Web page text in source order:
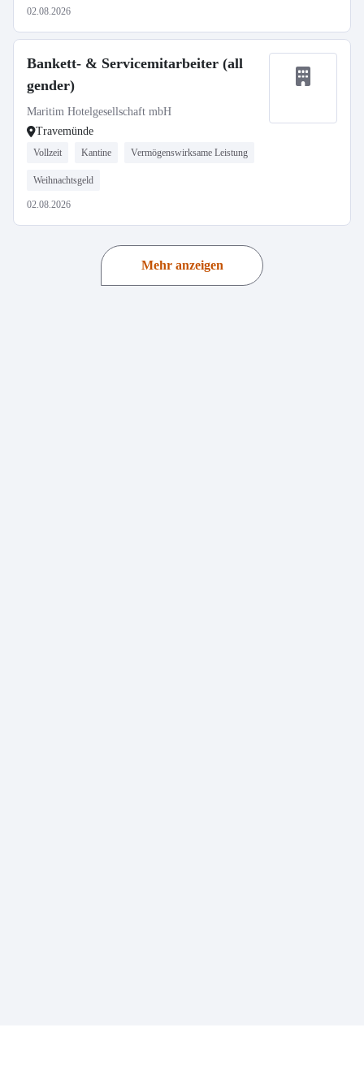
02.08.2026
Bankett- & Servicemitarbeiter (all
gender)
Maritim Hotelgesellschaft mbH
Travemünde
Vollzeit Kantine Vermögenswirksame Leistung
Weihnachtsgeld
02.08.2026
Mehr anzeigen